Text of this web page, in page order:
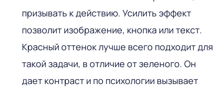
призывать к действию. Усилить эффект
позволит изображение, кнопка или текст.
Красный оттенок лучше всего подходит для
такой задачи, в отличие от зеленого. Он
дает контраст и по психологии вызывает